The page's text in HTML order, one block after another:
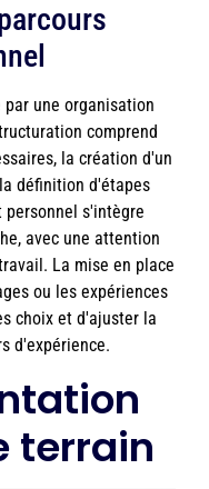
une organisation
comprend
la création d'un
définition d'étapes
personnel s'intègre
avec une attention
La mise en place
ou les expériences
choix et d'ajuster la
d'expérience.
terrain